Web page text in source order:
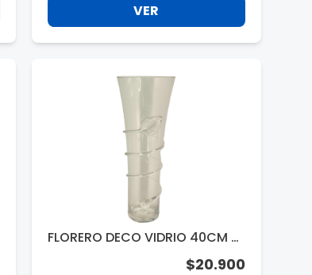
VER
FLORERO DECO VIDRIO 40CM 31
$20.900